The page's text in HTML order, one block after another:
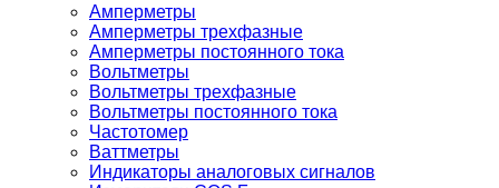
Амперметры
Амперметры трехфазные
Амперметры постоянного тока
Вольтметры
Вольтметры трехфазные
Вольтметры постоянного тока
Частотомер
Ваттметры
Индикаторы аналоговых сигналов